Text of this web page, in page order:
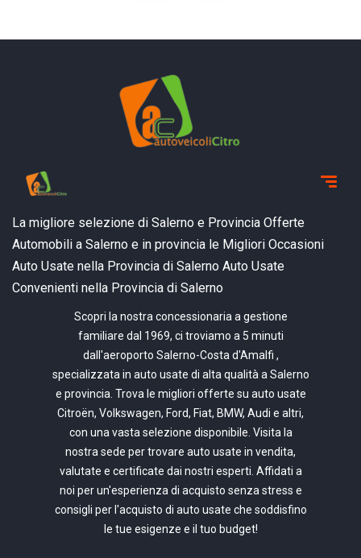
La migliore selezione di Salerno e Provincia Offerte
Automobili a Salerno e in provincia le Migliori Occasioni
Auto Usate nella Provincia di Salerno Auto Usate
Convenienti nella Provincia di Salerno
Scopri la nostra concessionaria a gestione
familiare dal 1969, ci troviamo a 5 minuti
dall'aeroporto Salerno-Costa d'Amalfi ,
specializzata in auto usate di alta qualità a Salerno
e provincia. Trova le migliori offerte su auto usate
Citroën, Volkswagen, Ford, Fiat, BMW, Audi e altri,
con una vasta selezione disponibile. Visita la
nostra sede per trovare auto usate in vendita,
valutate e certificate dai nostri esperti. Affidati a
noi per un'esperienza di acquisto senza stress e
consigli per l'acquisto di auto usate che soddisfino
le tue esigenze e il tuo budget!